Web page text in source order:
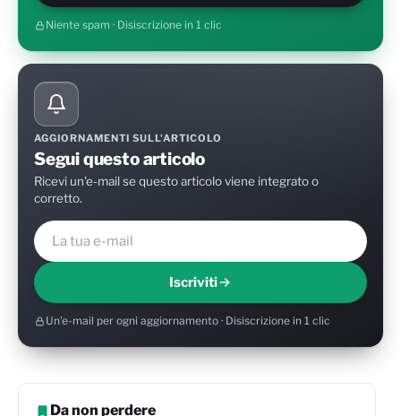
Niente spam · Disiscrizione in 1 clic
AGGIORNAMENTI SULL'ARTICOLO
Segui questo articolo
Ricevi un'e-mail se questo articolo viene integrato o
corretto.
Iscriviti
Un'e-mail per ogni aggiornamento · Disiscrizione in 1 clic
Da non perdere